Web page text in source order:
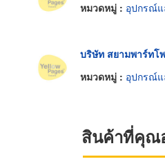
หมวดหมู่ : อุปกรณ์แ
บริษัท สยามพาร์ทโ
หมวดหมู่ : อุปกรณ์แ
สินค้าที่คุณ